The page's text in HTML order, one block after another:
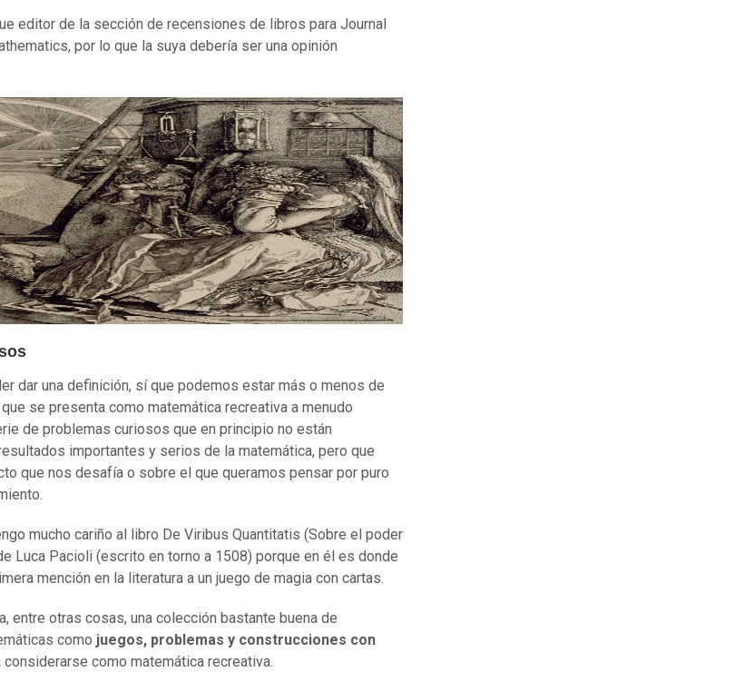
editor de la sección de recensiones de libros para Journal
por lo que la suya debería ser una opinión
dar una definición, sí que podemos estar más o menos de
se presenta como matemática recreativa a menudo
de problemas curiosos que en principio no están
importantes y serios de la matemática, pero que
que nos desafía o sobre el que queramos pensar por puro
mucho cariño al libro De Viribus Quantitatis (Sobre el poder
Luca Pacioli (escrito en torno a 1508) porque en él es donde
mención en la literatura a un juego de magia con cartas.
entre otras cosas, una colección bastante buena de
como juegos, problemas y construcciones con
considerarse como matemática recreativa.